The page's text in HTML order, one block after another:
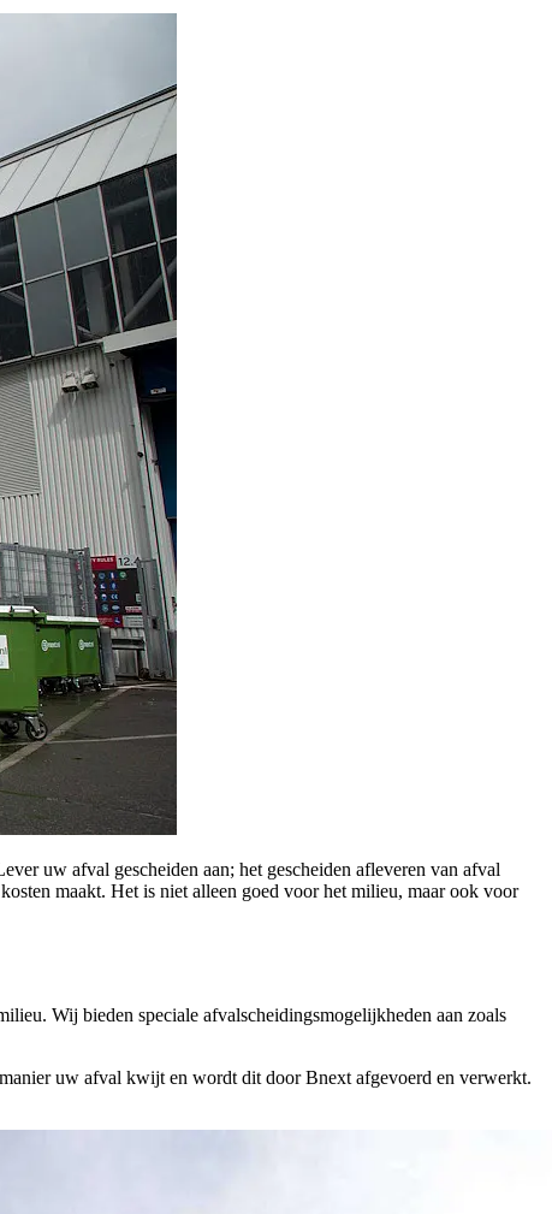
uw afval gescheiden aan; het gescheiden afleveren van afval
maakt. Het is niet alleen goed voor het milieu, maar ook voor
Wij bieden speciale afvalscheidingsmogelijkheden aan zoals
uw afval kwijt en wordt dit door Bnext afgevoerd en verwerkt.